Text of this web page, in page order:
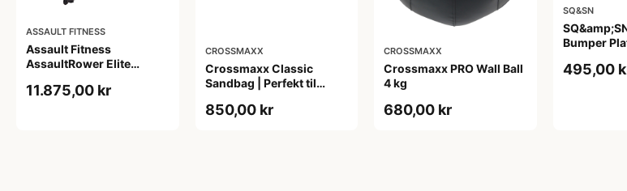
ASSAULT FITNESS
Assault Fitness
AssaultRower Elite
11.875,00 kr
CROSSMAXX
Crossmaxx Classic
Sandbag | Perfekt til
træning, Hyrox &amp;
850,00 kr
CROSSMAXX
Crossmaxx PRO Wall Ball
4 kg
680,00 kr
SQ&SN
Bumper
495,00